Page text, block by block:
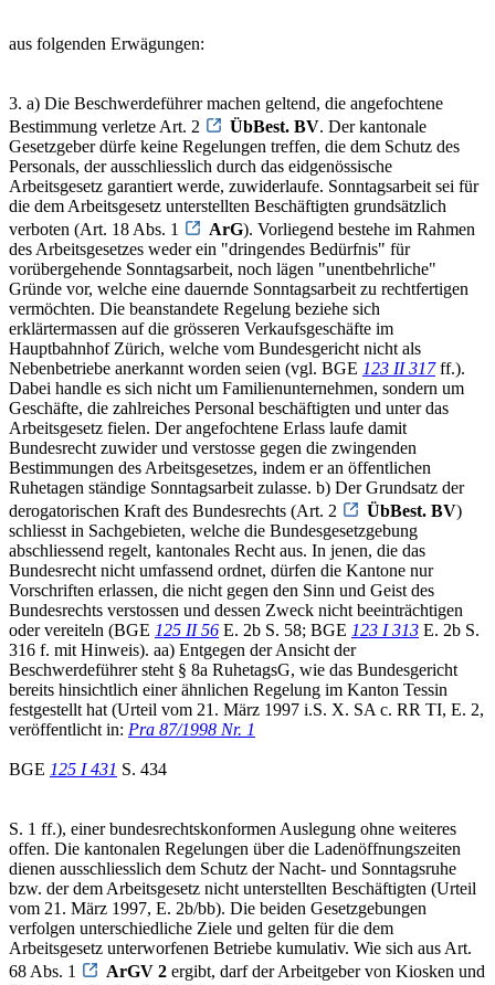
aus folgenden Erwägungen:
3. a) Die Beschwerdeführer machen geltend, die angefochtene
Bestimmung verletze Art. 2
ÜbBest. BV. Der kantonale
Gesetzgeber dürfe keine Regelungen treffen, die dem Schutz des
Personals, der ausschliesslich durch das eidgenössische
Arbeitsgesetz garantiert werde, zuwiderlaufe. Sonntagsarbeit sei für
die dem Arbeitsgesetz unterstellten Beschäftigten grundsätzlich
verboten (Art. 18 Abs. 1
ArG). Vorliegend bestehe im Rahmen
des Arbeitsgesetzes weder ein "dringendes Bedürfnis" für
vorübergehende Sonntagsarbeit, noch lägen "unentbehrliche"
Gründe vor, welche eine dauernde Sonntagsarbeit zu rechtfertigen
vermöchten. Die beanstandete Regelung beziehe sich
erklärtermassen auf die grösseren Verkaufsgeschäfte im
Hauptbahnhof Zürich, welche vom Bundesgericht nicht als
Nebenbetriebe anerkannt worden seien (vgl. BGE 123 II 317ff.).
Dabei handle es sich nicht um Familienunternehmen, sondern um
Geschäfte, die zahlreiches Personal beschäftigten und unter das
Arbeitsgesetz fielen. Der angefochtene Erlass laufe damit
Bundesrecht zuwider und verstosse gegen die zwingenden
Bestimmungen des Arbeitsgesetzes, indem er an öffentlichen
Ruhetagen ständige Sonntagsarbeit zulasse. b) Der Grundsatz der
derogatorischen Kraft des Bundesrechts (Art. 2
ÜbBest. BV)
schliesst in Sachgebieten, welche die Bundesgesetzgebung
abschliessend regelt, kantonales Recht aus. In jenen, die das
Bundesrecht nicht umfassend ordnet, dürfen die Kantone nur
Vorschriften erlassen, die nicht gegen den Sinn und Geist des
Bundesrechts verstossen und dessen Zweck nicht beeinträchtigen
oder vereiteln (BGE 125 II 56 E. 2b S. 58; BGE 123 I 313 E. 2b S.
316 f. mit Hinweis). aa) Entgegen der Ansicht der
Beschwerdeführer steht § 8a RuhetagsG, wie das Bundesgericht
bereits hinsichtlich einer ähnlichen Regelung im Kanton Tessin
festgestellt hat (Urteil vom 21. März 1997 i.S. X. SA c. RR TI, E. 2,
veröffentlicht in: Pra 87/1998 Nr. 1
BGE 125 I 431 S. 434
S. 1 ff.), einer bundesrechtskonformen Auslegung ohne weiteres
offen. Die kantonalen Regelungen über die Ladenöffnungszeiten
dienen ausschliesslich dem Schutz der Nacht- und Sonntagsruhe
bzw. der dem Arbeitsgesetz nicht unterstellten Beschäftigten (Urteil
vom 21. März 1997, E. 2b/bb). Die beiden Gesetzgebungen
verfolgen unterschiedliche Ziele und gelten für die dem
Arbeitsgesetz unterworfenen Betriebe kumulativ. Wie sich aus Art.
68 Abs. 1
ArGV 2 ergibt, darf der Arbeitgeber von Kiosken und